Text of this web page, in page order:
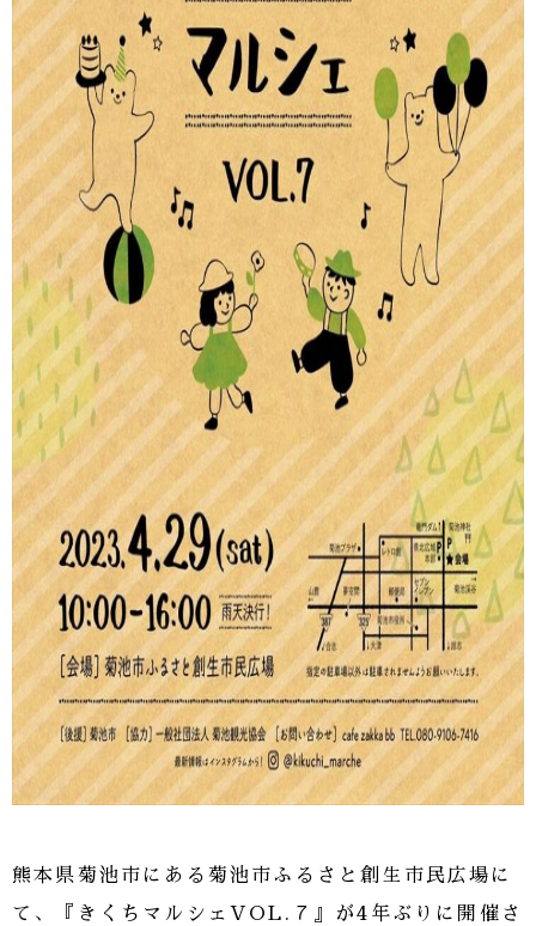
熊本県菊池市にある菊池市ふるさと創生市民広場に
て、『きくちマルシェVOL.７』が4年ぶりに開催さ